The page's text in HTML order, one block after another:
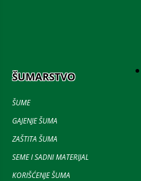
ŠUMARSTVO
ŠUME
GAJENJE ŠUMA
ZAŠTITA ŠUMA
SEME I SADNI MATERIJAL
KORIŠĆENJE ŠUMA